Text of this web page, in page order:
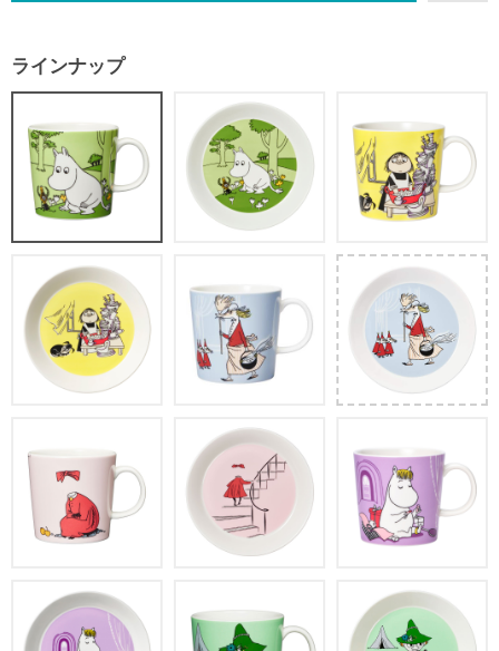
ラインナップ